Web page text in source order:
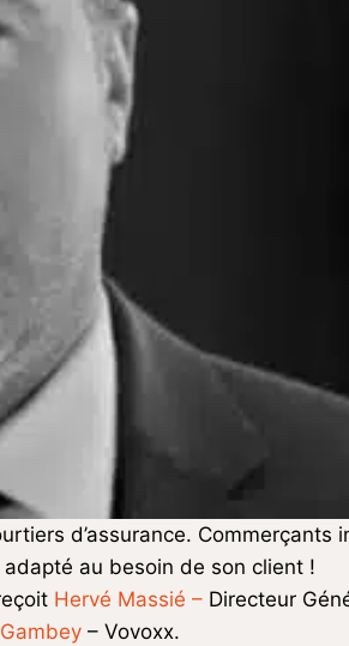
d’assurance. Commerçants
au besoin de son client !
Hervé Massié – Directeur
– Vovoxx.